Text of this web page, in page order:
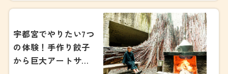
は・・・～
宇都宮でやりたい7つ
の体験！手作り餃子
から巨大アートサウ